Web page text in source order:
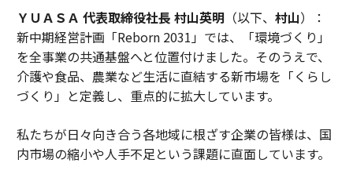
ＹＵＡＳＡ 代表取締役社長 村山英明（以下、 村山）：
新中期経営計画「Reborn 2031」では、「環境づくり」
を全事業の共通基盤へと位置付けました。そのうえで、
介護や食品、農業など生活に直結する新市場を「くらし
づくり」と定義し、重点的に拡大しています。
私たちが日々向き合う各地域に根ざす企業の皆様は、国
内市場の縮小や人手不足という課題に直面しています。